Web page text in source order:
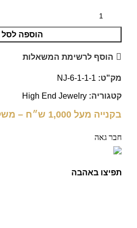
הוספה לסל
הוסף לרשימת המשאלות
מק"ט: NJ-6-1-1-1
קטגוריה: High End Jewelry
בקנייה מעל 1,000 ש״ח – משלוח חינם
חבר גאה
תפיצו באהבה